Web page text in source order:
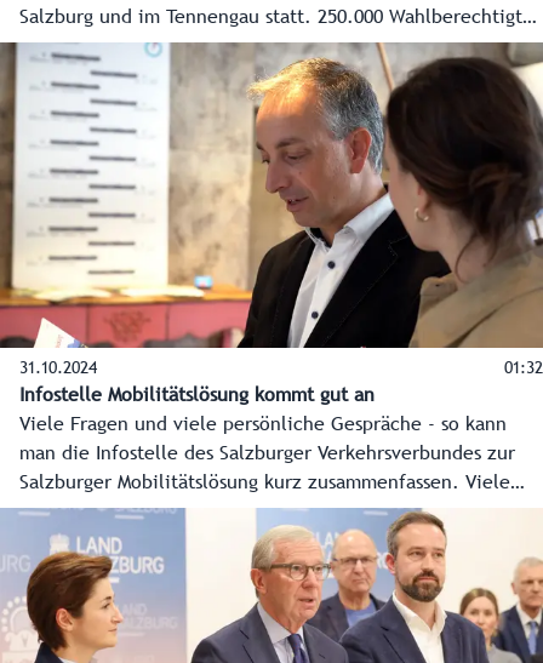
Salzburg und im Tennengau statt. 250.000 Wahlberechtigte
entschieden sich dabei für oder gegen die geplante
Verkehrslösung für den Salzburger Zentralraum. Die
Spitzen der Landesregierung appellierten am Tag der
Abstimmung noch einmal dafür, „Ja“ zu diesem
„alternativlosen“ Jahrhundertprojekt zu sagen.
31.10.2024 01:32
Infostelle Mobilitätslösung kommt gut an
Viele Fragen und viele persönliche Gespräche - so kann
man die Infostelle des Salzburger Verkehrsverbundes zur
Salzburger Mobilitätslösung kurz zusammenfassen. Viele
haben dieses Angebot genutzt.